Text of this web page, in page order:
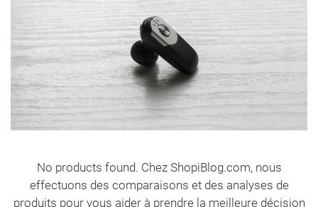
Bluetooth
bon
marché
No products found. Chez ShopiBlog.com, nous
effectuons des comparaisons et des analyses de
produits pour vous aider à prendre la meilleure décision